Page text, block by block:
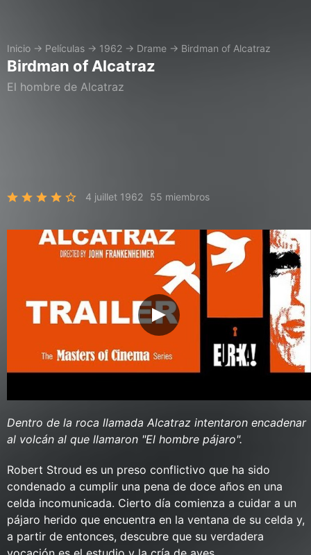
Inicio → Películas → 1962 → Drame → Birdman of Alcatraz
Birdman of Alcatraz
El hombre de Alcatraz
4 juillet 1962 55 miembros
Dentro de la roca llamada Alcatraz intentaron encadenar
al volcán al que llamaron "El hombre pájaro".
Robert Stroud es un preso conflictivo que ha sido
condenado a cumplir una pena de doce años en una
celda incomunicada. Cierto día comienza a cuidar a un
pájaro herido que encuentra en la ventana de su celda y,
a partir de entonces, descubre que su verdadera